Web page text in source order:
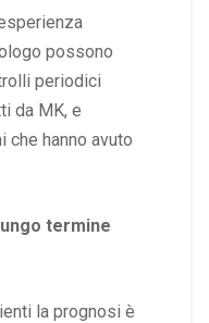
possono
periodici
da MK, e
che hanno avuto
termine
la prognosi è